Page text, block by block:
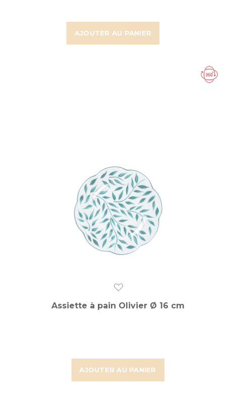
AJOUTER AU PANIER
AJOUTER AU PANIER
Assiette à pain Olivier Ø 16 cm